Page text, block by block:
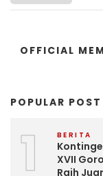
OFFICIAL
POPULAR POST
1 BERITA
XVII
Raih